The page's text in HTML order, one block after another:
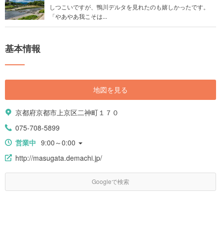
しつこいですが、鴨川デルタを見れたのも嬉しかったです。
「やあやあ我こそは...
基本情報
地図を見る
京都府京都市上京区二神町１７０
075-708-5899
営業中 9:00～0:00
http://masugata.demachi.jp/
Googleで検索